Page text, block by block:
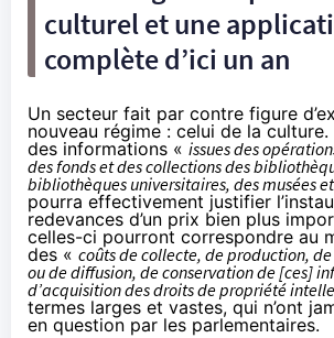
culturel et une
complète d’ici un an
Un secteur fait par contre figure
nouveau régime : celui de la
des informations « issuesdes
des fonds et des collections des
bibliothèques universitaires, des musées
pourra effectivement justifier
redevances d’un prix bien plus
celles-ci pourront correspondre au
des « coûts de collecte, de production,
ou de diffusion, de conservation de [ces]
d’acquisition des droits de propriété
termes larges et vastes, qui n’ont
en question par les parlementaires.